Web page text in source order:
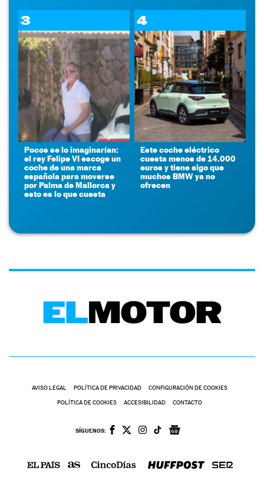
3
Pocos se lo imaginarían:
el rey Felipe VI escoge un
coche de una marca
española para moverse
por Palma de Mallorca y
esto es lo que cuesta
4
Este coche eléctrico
cuesta menos de 14.000
euros y tiene algo que
muchos BMW ya no
ofrecen
AVISO LEGAL POLÍTICA DE PRIVACIDAD CONFIGURACIÓN DE COOKIES
POLÍTICA DE COOKIES ACCESIBILIDAD CONTACTO
SÍGUENOS: